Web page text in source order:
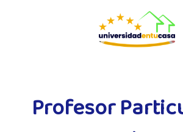
Profesor